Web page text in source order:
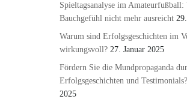
Spieltagsanalyse im Amateurfußball:
Bauchgefühl nicht mehr ausreicht
Warum sind Erfolgsgeschichten im
wirkungsvoll? 27. Januar 2025
Fördern Sie die Mundpropaganda
Erfolgsgeschichten und Testimonials?
2025